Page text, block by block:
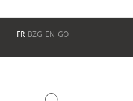
FR BZG EN GO